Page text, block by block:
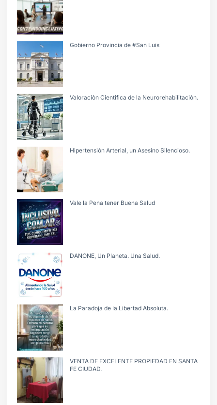
Gobierno Provincia de #San Luis
Valoraciòn Cientifica de la Neurorehabilitaciòn.
Hipertensiòn Arterial, un Asesino Silencioso.
Vale la Pena tener Buena Salud
DANONE, Un Planeta. Una Salud.
La Paradoja de la Libertad Absoluta.
VENTA DE EXCELENTE PROPIEDAD EN SANTA
FE CIUDAD.